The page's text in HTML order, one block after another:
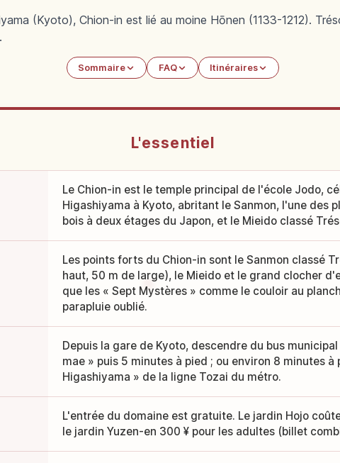
(Kyoto), Chion-in est lié au moine Hōnen (1133-1212).
Sommaire FAQ Itinéraires
L'essentiel
Le Chion-in est le temple principal de l'école Jodo,
Higashiyama à Kyoto, abritant le Sanmon, l'une des
bois à deux étages du Japon, et le Mieido classé
Les points forts du Chion-in sont le Sanmon classé
haut, 50 m de large), le Mieido et le grand clocher
que les « Sept Mystères » comme le couloir au
parapluie oublié.
Depuis la gare de Kyoto, descendre du bus
mae » puis 5 minutes à pied ; ou environ 8 minutes à
Higashiyama » de la ligne Tozai du métro.
L'entrée du domaine est gratuite. Le jardin Hojo
le jardin Yuzen-en 300 ¥ pour les adultes (billet